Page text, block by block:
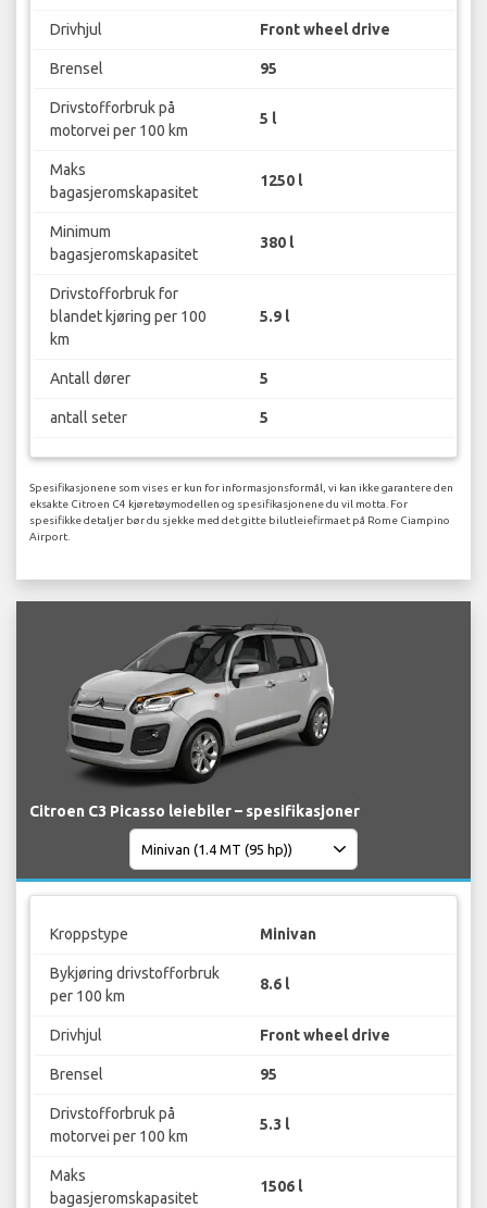
Drivhjul Front wheel drive
Brensel 95
Drivstofforbruk på
motorvei per 100 km
5 l
Maks
bagasjeromskapasitet
1250 l
Minimum
bagasjeromskapasitet
380 l
Drivstofforbruk for
blandet kjøring per 100
km
5.9 l
Antall dører 5
antall seter 5
Spesifikasjonene som vises er kun for informasjonsformål, vi kan ikke garantere den
eksakte Citroen C4 kjøretøymodellen og spesifikasjonene du vil motta. For
spesifikke detaljer bør du sjekke med det gitte bilutleiefirmaet på Rome Ciampino
Airport.
Citroen C3 Picasso leiebiler – spesifikasjoner
Kroppstype Minivan
Bykjøring drivstofforbruk
per 100 km
8.6 l
Drivhjul Front wheel drive
Brensel 95
Drivstofforbruk på
motorvei per 100 km
5.3 l
Maks
bagasjeromskapasitet
1506 l